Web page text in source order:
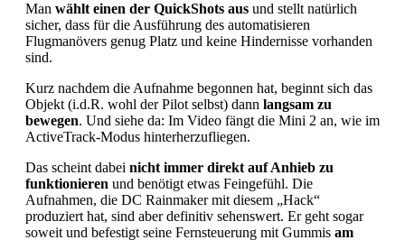
Man wählt einen der QuickShots aus und stellt natürlich
sicher, dass für die Ausführung des automatisieren
Flugmanövers genug Platz und keine Hindernisse vorhanden
sind.
Kurz nachdem die Aufnahme begonnen hat, beginnt sich das
Objekt (i.d.R. wohl der Pilot selbst) dann langsam zu
bewegen. Und siehe da: Im Video fängt die Mini 2 an, wie im
ActiveTrack-Modus hinterherzufliegen.
Das scheint dabei nicht immer direkt auf Anhieb zu
funktionieren und benötigt etwas Feingefühl. Die
Aufnahmen, die DC Rainmaker mit diesem „Hack“
produziert hat, sind aber definitiv sehenswert. Er geht sogar
soweit und befestigt seine Fernsteuerung mit Gummis am